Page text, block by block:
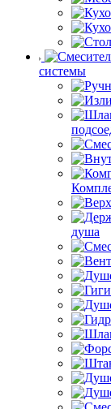
системы
душа